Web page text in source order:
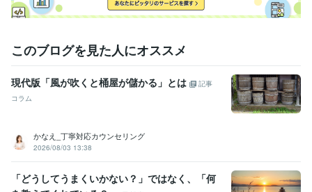
資格・検定
上級心理カウンセラー 取得年 : 2024年
ビジネス・クリエイティブツール
Canva:1年
好奇心旺盛:99年声フェチ:99年個性的:99年
共感力:99年肯定力:99年
恋愛体質:99年爽やか:99年元気:99年ポジティブ:99年聴く力:99年
逆思考:99年優しさ:99年
このブログを見た人にオススメ
現代版「風が吹くと桶屋が儲かる」とは
記事
コラム
かなえ_丁寧対応カウンセリング
2026/08/03 13:38
「どうしてうまくいかない？」ではなく、「何